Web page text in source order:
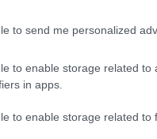
to send me personalized
to enable storage related to
in apps.
to enable storage related to
Ντουράντ οι
την
είχαν σε μεγάλη
όπως και η